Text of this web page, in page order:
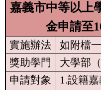
嘉義市中等以上
金申請至
實施辦法
如附檔一
獎助學門
大學部
申請對象
1.設籍